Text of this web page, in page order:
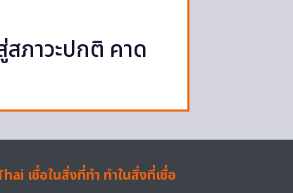
สภาวะปกติ คาด
เชื่อในสิ่งที่ทำ ทำในสิ่งที่เชื่อ